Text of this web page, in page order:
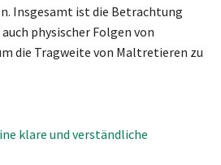
Insgesamt ist die Betrachtung
physischer Folgen von
die Tragweite von Maltretieren zu
klare und verständliche